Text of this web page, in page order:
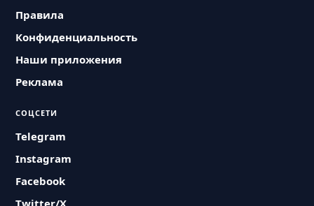
Правила
Конфиденциальность
Наши приложения
Реклама
СОЦСЕТИ
Telegram
Instagram
Facebook
Twitter/X